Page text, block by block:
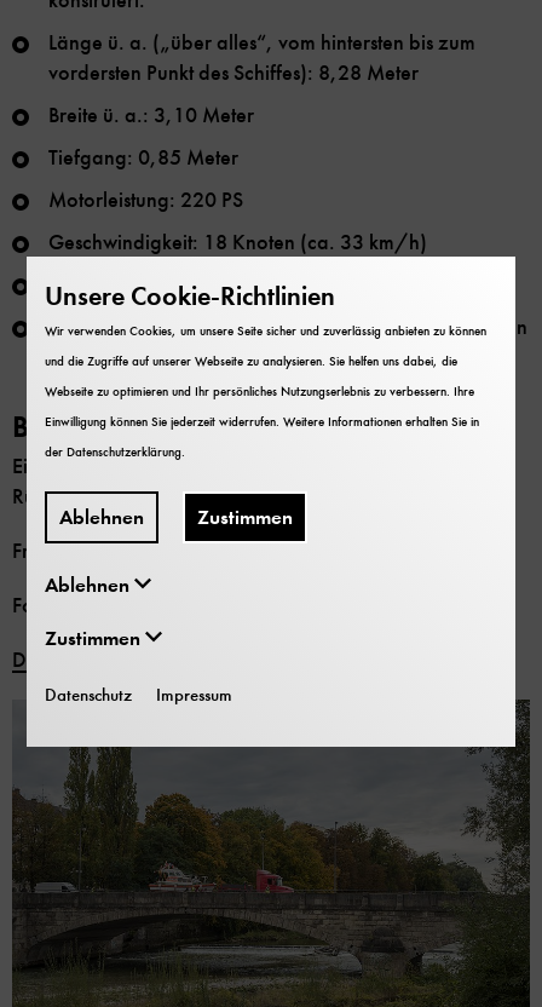
Länge ü. a. („über alles“, vom hintersten bis zum
vordersten Punkt des Schiffes): 8,28 Meter
Breite ü. a.: 3,10 Meter
Tiefgang: 0,85 Meter
Motorleistung: 220 PS
Geschwindigkeit: 18 Knoten (ca. 33 km/h)
Besatzung: Freiwillige
Während seiner gesamten Dienstzeit im Olympiahafen
Schilksee stationiert
Bild 1/3
Ein Schiff auf Reisen: Die Asmus Bremer wird im
Rückwärtsgang über die Zenneckbrücke gefahren.
Frei zur Veröffentlichung nur mit dem Vermerk
Foto: Deutsches Museum/Hubert Czech
Download
Unsere Cookie-Richtlinien
Wir verwenden Cookies, um unsere Seite sicher und zuverlässig anbieten zu können
und die Zugriffe auf unserer Webseite zu analysieren. Sie helfen uns dabei, die
Webseite zu optimieren und Ihr persönliches Nutzungserlebnis zu verbessern. Ihre
Einwilligung können Sie jederzeit widerrufen. Weitere Informationen erhalten Sie in
derDatenschutzerklärung.
Ablehnen Zustimmen
Ablehnen
Zustimmen
Datenschutz Impressum